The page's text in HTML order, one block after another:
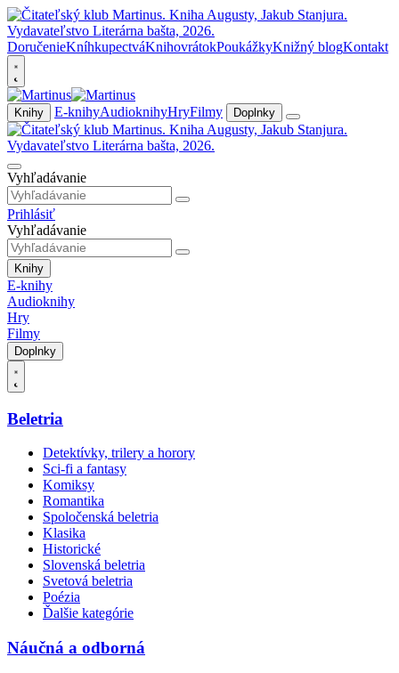
DoručenieKníhkupectváKnihovrátokPoukážkyKnižný blogKontakt
Knihy E-knihyAudioknihyHryFilmy Doplnky
Vyhľadávanie
Prihlásiť
Vyhľadávanie
Knihy
E-knihy
Audioknihy
Hry
Filmy
Doplnky
Beletria
Detektívky, trilery a horory
Sci-fi a fantasy
Komiksy
Romantika
Spoločenská beletria
Klasika
Historické
Slovenská beletria
Svetová beletria
Poézia
Ďalšie kategórie
Náučná a odborná